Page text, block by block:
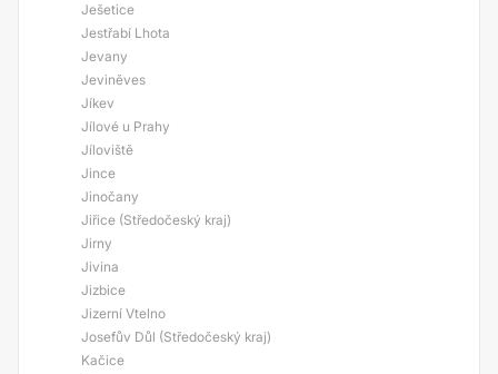
Ješetice
Jestřabí Lhota
Jevany
Jeviněves
Jíkev
Jílové u Prahy
Jíloviště
Jince
Jinočany
Jiřice (Středočeský kraj)
Jirny
Jivina
Jizbice
Jizerní Vtelno
Josefův Důl (Středočeský kraj)
Kačice